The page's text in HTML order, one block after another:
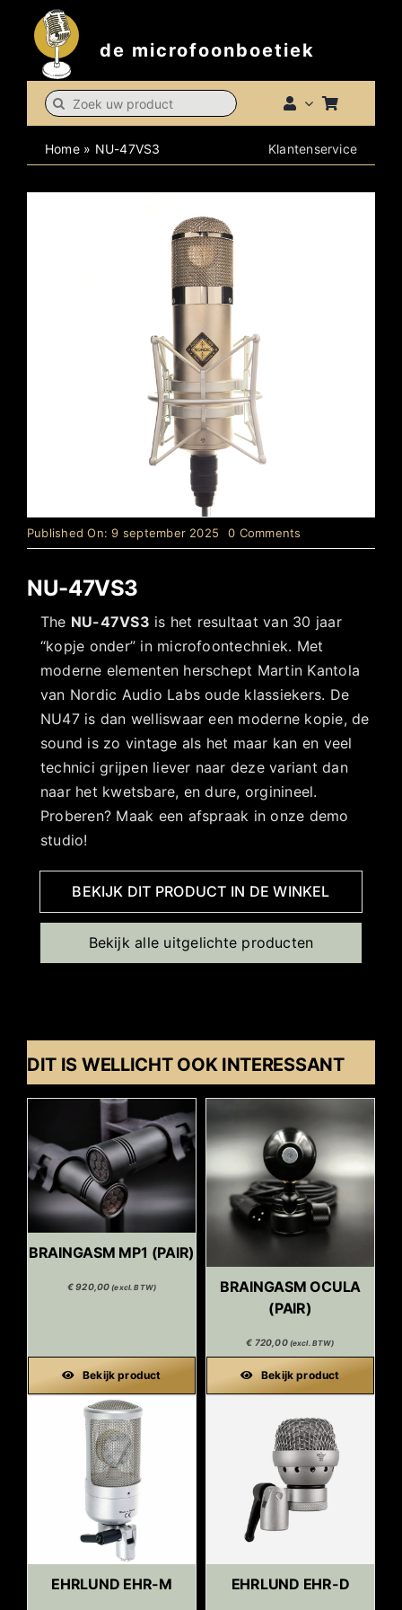
content
de microfoonboetiek
Search
for:
Home» NU-47VS3 Klantenservice
Published On: 9 september 2025 0 Comments
NU-
NU-47VS3
The NU-47VS3 is het resultaat van 30 jaar
“kopje onder” in microfoontechniek. Met
moderne elementen herschept Martin Kantola
van Nordic Audio Labs oude klassiekers. De
NU47 is dan welliswaar een moderne kopie, de
sound is zo vintage als het maar kan en veel
technici grijpen liever naar deze variant dan
naar het kwetsbare, en dure, orginineel.
Proberen? Maak een afspraak in onze demo
studio!
BEKIJK DIT PRODUCT IN DE WINKEL
Bekijk alle uitgelichte producten
DIT IS WELLICHT OOK INTERESSANT
BRAINGASM MP1 (PAIR)
€920,00 (excl. BTW)
Bekijk product
BRAINGASM OCULA
(PAIR)
€ 720,00 (excl. BTW)
Bekijk product
EHRLUND EHR-M EHRLUND EHR-D